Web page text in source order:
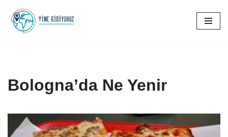
İçeriğe
Bologna’da Ne Yenir